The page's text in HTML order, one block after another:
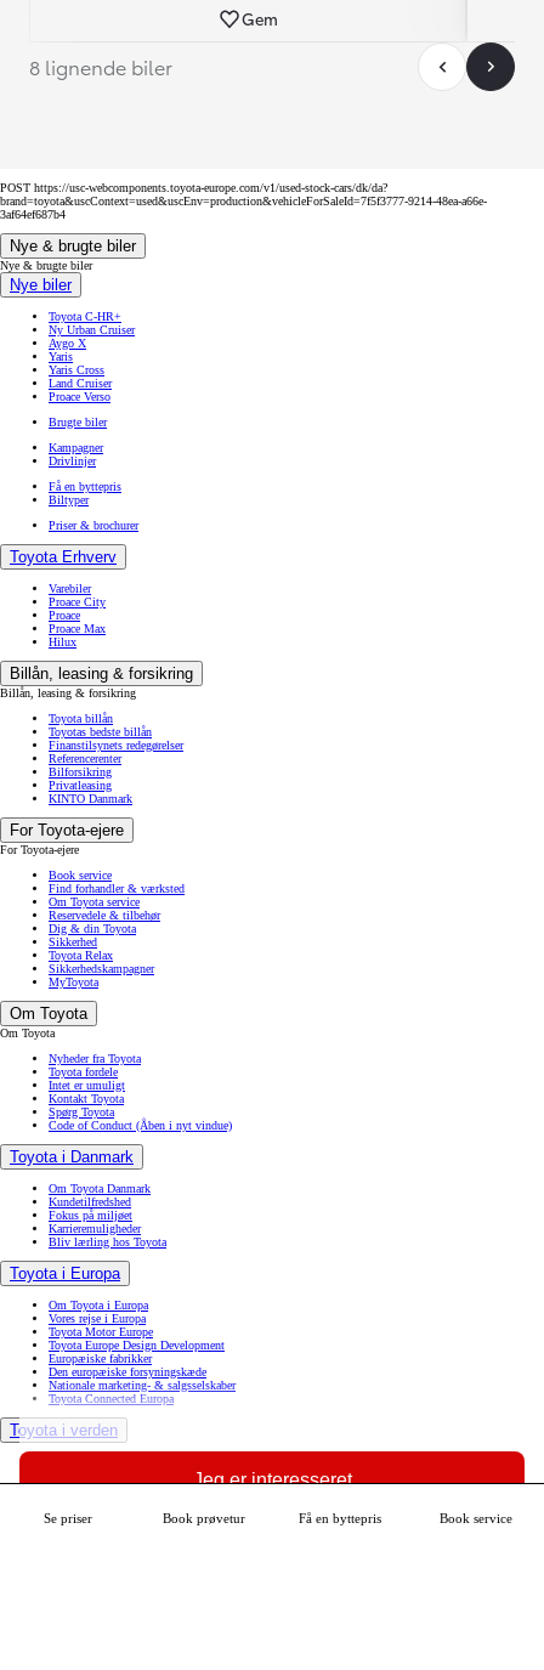
Se priser Book prøvetur Få en byttepris Book service
Gem
8 lignende biler
Jeg er interesseret
Se mere om din bil
POST https://usc-webcomponents.toyota-europe.com/v1/used-stock-cars/dk/da?
brand=toyota&uscContext=used&uscEnv=production&vehicleForSaleId=7f5f3777-9214-48ea-a66e-
3af64ef687b4
Nye & brugte biler
Nye & brugte biler
Nye biler
Toyota C-HR+
Ny Urban Cruiser
Aygo X
Yaris
Yaris Cross
Land Cruiser
Proace Verso
Brugte biler
Kampagner
Drivlinjer
Få en byttepris
Biltyper
Priser & brochurer
Toyota Erhverv
Varebiler
Proace City
Proace
Proace Max
Hilux
Billån, leasing & forsikring
Billån, leasing & forsikring
Toyota billån
Toyotas bedste billån
Finanstilsynets redegørelser
Referencerenter
Bilforsikring
Privatleasing
KINTO Danmark
For Toyota-ejere
For Toyota-ejere
Book service
Find forhandler & værksted
Om Toyota service
Reservedele & tilbehør
Dig & din Toyota
Sikkerhed
Toyota Relax
Sikkerhedskampagner
MyToyota
Om Toyota
Om Toyota
Nyheder fra Toyota
Toyota fordele
Intet er umuligt
Kontakt Toyota
Spørg Toyota
Code of Conduct (Åben i nyt vindue)
Toyota i Danmark
Om Toyota Danmark
Kundetilfredshed
Fokus på miljøet
Karrieremuligheder
Bliv lærling hos Toyota
Toyota i Europa
Om Toyota i Europa
Vores rejse i Europa
Toyota Motor Europe
Toyota Europe Design Development
Europæiske fabrikker
Den europæiske forsyningskæde
Nationale marketing- & salgsselskaber
Toyota Connected Europa
Toyota i verden
Toyotas vision & filosofi
Toyota kvalitet
Innovation